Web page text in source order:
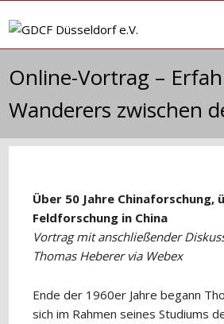
Inhalt
Online-Vortrag –
Wanderers zwischen
Über 50 Jahre Chinaforschung,
Feldforschung in China
Vortrag mit anschließender
Thomas Heberer via Webex
Ende der 1960er Jahre begann
sich im Rahmen seines Studiums